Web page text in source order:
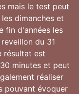
mais le test peut
dimanches et
fin d'années les
du 31
résultat est
minutes et peut
réaliser
pouvant évoquer